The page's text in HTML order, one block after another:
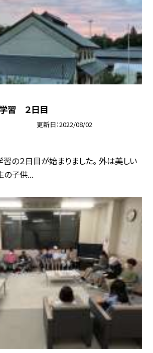
習 ２日目
更新日 2022/08/02
の２日目が始まりました。 外は美しい
の子供...